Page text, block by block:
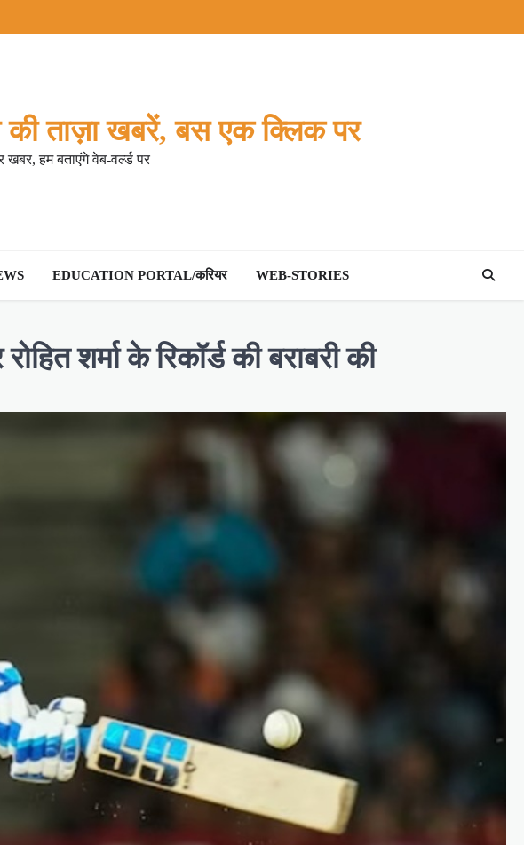
ताज़ा खबरें, बस एक क्लिक पर
हम बताएंगे वेब-वर्ल्ड पर
EDUCATION PORTAL/करियर WEB-STORIES
शर्मा के रिकॉर्ड की बराबरी की